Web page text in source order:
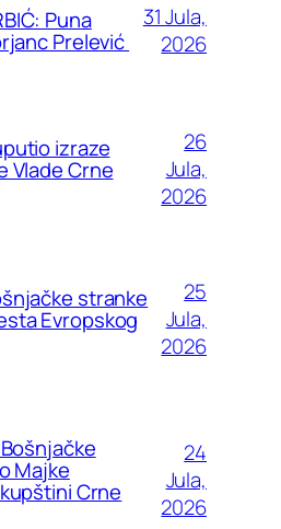
Puna
Prelević
31 Jula,
2026
izraze
Vlade Crne
26
Jula,
2026
stranke
Evropskog
25
Jula,
2026
Majke
Crne
24
Jula,
2026